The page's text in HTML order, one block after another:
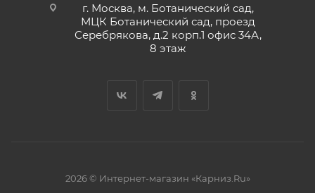
г. Москва, м. Ботанический сад,
МЦК Ботанический сад, проезд
Серебрякова, д.2 корп.1 офис 34А,
8 этаж
2026 © Интернет-магазин «Карниз.Ru»